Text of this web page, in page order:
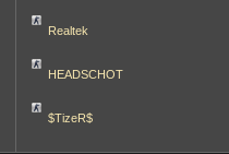
Realtek
HEADSCHOT
$TizeR$